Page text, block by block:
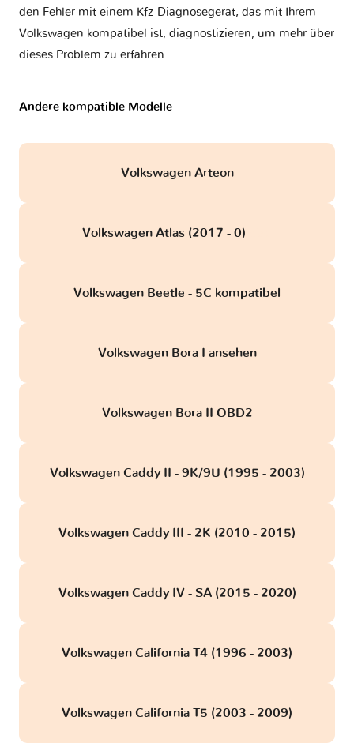
den Fehler mit einem Kfz-Diagnosegerät, das mit Ihrem
Volkswagen kompatibel ist, diagnostizieren, um mehr über
dieses Problem zu erfahren.
Andere kompatible Modelle
Volkswagen Arteon
Volkswagen Atlas (2017 - 0)
Volkswagen Beetle - 5C kompatibel
Volkswagen Bora I ansehen
Volkswagen Bora II OBD2
Volkswagen Caddy II - 9K/9U (1995 - 2003)
Volkswagen Caddy III - 2K (2010 - 2015)
Volkswagen Caddy IV - SA (2015 - 2020)
Volkswagen California T4 (1996 - 2003)
Volkswagen California T5 (2003 - 2009)